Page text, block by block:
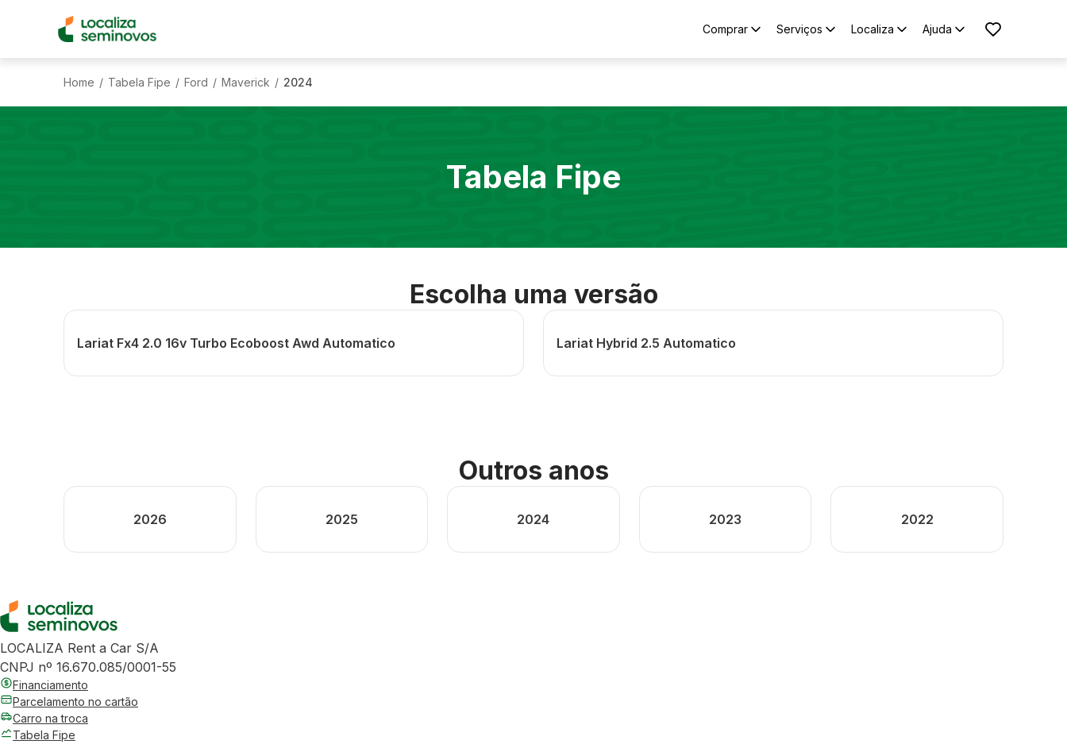
Comprar Serviços Localiza Ajuda
Home / Tabela Fipe / Ford / Maverick / 2024
Tabela Fipe
Escolha uma versão
Lariat Fx4 2.0 16v Turbo Ecoboost Awd Automatico Lariat Hybrid 2.5 Automatico
Outros anos
2026 2025 2024 2023 2022
LOCALIZA Rent a Car S/A
CNPJ nº 16.670.085/0001-55
Financiamento
Parcelamento no cartão
Carro na troca
Tabela Fipe